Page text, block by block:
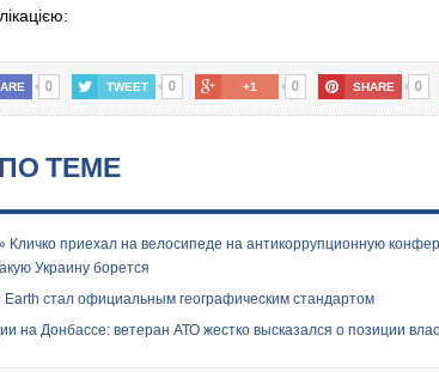
0 TWEET 0 +1 0 SHARE 0
ТЕМЕ
приехал на велосипеде на антикоррупционную
Украину борется
стал официальным географическим стандартом
на Донбассе: ветеран АТО жестко высказался о позиции